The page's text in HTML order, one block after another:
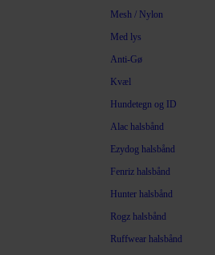
Mesh / Nylon
Med lys
Anti-Gø
Kvæl
Hundetegn og ID
Alac halsbånd
Ezydog halsbånd
Fenriz halsbånd
Hunter halsbånd
Rogz halsbånd
Ruffwear halsbånd